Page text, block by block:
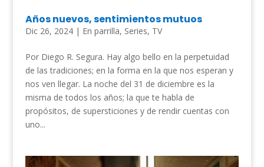
Años nuevos, sentimientos mutuos
Dic 26, 2024| En parrilla, Series, TV
Por Diego R. Segura. Hay algo bello en la perpetuidad
de las tradiciones; en la forma en la que nos esperan y
nos ven llegar. La noche del 31 de diciembre es la
misma de todos los años; la que te habla de
propósitos, de supersticiones y de rendir cuentas con
uno...